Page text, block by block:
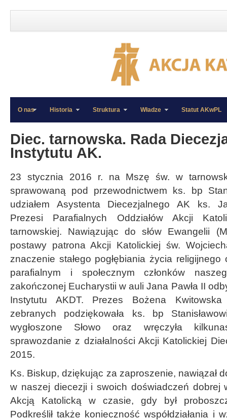
»
»
O nas Historia Struktura Władze Statut AKwPL
Diec. tarnowska. Rada
Instytutu AK.
23 stycznia 2016 r. na Mszę św. w
sprawowaną pod przewodnictwem ks. bp
udziałem Asystenta Diecezjalnego AK ks.
Prezesi Parafialnych Oddziałów Akcji
tarnowskiej. Nawiązując do słów Ewangelii
postawy patrona Akcji Katolickiej św.
znaczenie stałego pogłębiania życia
parafialnym i społecznym członków
zakończonej Eucharystii w auli Jana Pawła II
Instytutu AKDT. Prezes Bożena
zebranych podziękowała ks. bp
wygłoszone Słowo oraz wręczyła
sprawozdanie z działalności Akcji Katolickiej
2015.
Ks. Biskup, dziękując za zaproszenie, nawiązał
w naszej diecezji i swoich doświadczeń dobrej
Akcją Katolicką w czasie, gdy był
Podkreślił także konieczność współdziałania i